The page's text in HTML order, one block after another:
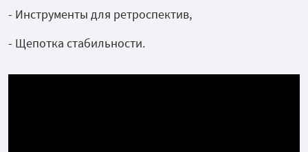
- Инструменты для ретроспектив,
- Щепотка стабильности.